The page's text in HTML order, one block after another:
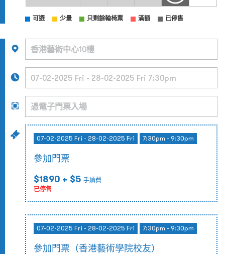
可選 少量 只剩餘輪椅票 滿額 已停售
07-02-2025 Fri - 28-02-2025 Fri 7:30pm - 9:30pm
參加門票
$1890 + $5 手續費
已停售
07-02-2025 Fri - 28-02-2025 Fri 7:30pm - 9:30pm
參加門票（香港藝術學院校友）